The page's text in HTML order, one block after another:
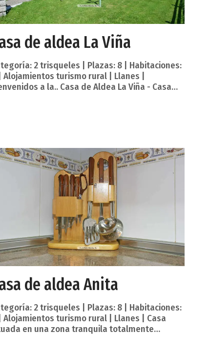
de aldea La Viña
2 trisqueles | Plazas: 8 | Habitaciones:
Alojamientos turismo rural | Llanes |
a la.. Casa de Aldea La Viña - Casa
de reciente construcción, con
para 8 personas. La casa está
en dos plantas. En la planta baja se
situadas la cocina, tot
de aldea Anita
2 trisqueles | Plazas: 8 | Habitaciones:
Alojamientos turismo rural | Llanes | Casa
en una zona tranquila totalmente